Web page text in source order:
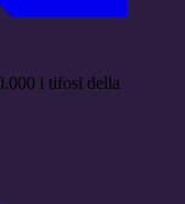
i tifosi della